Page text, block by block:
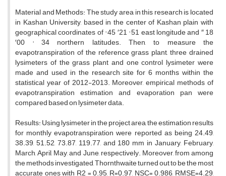
Material and Methods: The study area in this research is located
in Kashan University, based in the center of Kashan plain with
geographical coordinates of ° 45 ′21 ° 51 east longitude and ″ 18
′00 ° 34 northern latitudes. Then, to measure the
evapotranspiration of the reference grass plant, three drained
lysimeters of the grass plant and one control lysimeter were
made and used in the research site for 6 months within the
statistical year of 2012-2013. Moreover, empirical methods of
evapotranspiration estimation and evaporation pan were
compared based on lysimeter data.
Results: Using lysimeter in the project area, the estimation results
for monthly evapotranspiration were reported as being 24.49,
38.39, 51.52, 73.87, 119.77, and 180 mm in January, February,
March, April, May, and June, respectively. Moreover, from among
the methods investigated, Thornthwaite turned out to be the most